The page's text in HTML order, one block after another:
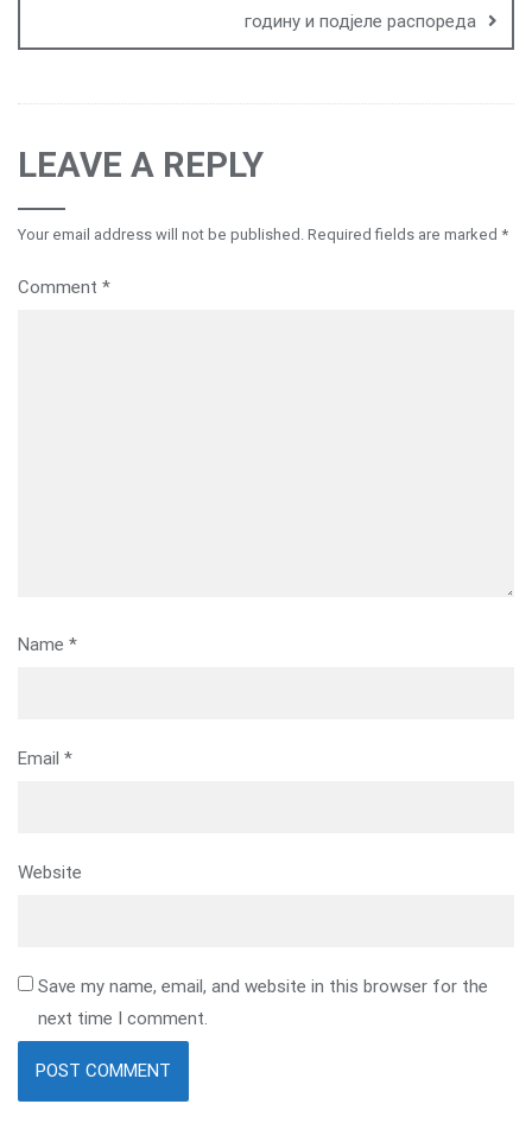
годину и подјеле распореда
LEAVE A REPLY
Your email address will not be published. Required fields are marked *
Comment *
Name *
Email *
Website
Save my name, email, and website in this browser for the
next time I comment.